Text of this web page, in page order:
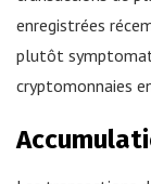
enregistrées
plutôt
cryptomonnaies